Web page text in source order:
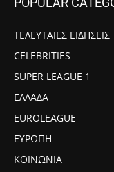
ΤΕΛΕΥΤΑΙΕΣ ΕΙΔΗΣΕΙΣ
CELEBRITIES
SUPER LEAGUE 1
ΕΛΛΑΔΑ
EUROLEAGUE
ΕΥΡΩΠΗ
ΚΟΙΝΩΝΙΑ